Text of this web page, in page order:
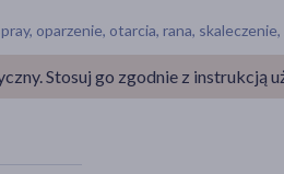
oparzenie, otarcia, rana, skaleczenie,
Stosuj go zgodnie z instrukcją